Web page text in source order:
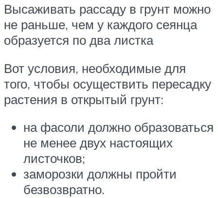
Высаживать рассаду в грунт можно
не раньше, чем у каждого сеянца
образуется по два листка
Вот условия, необходимые для
того, чтобы осуществить пересадку
растения в открытый грунт:
на фасоли должно образоваться
не менее двух настоящих
листочков;
заморозки должны пройти
безвозвратно.